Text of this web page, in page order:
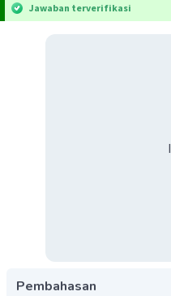
Jawaban terverifikasi
Pembahasan